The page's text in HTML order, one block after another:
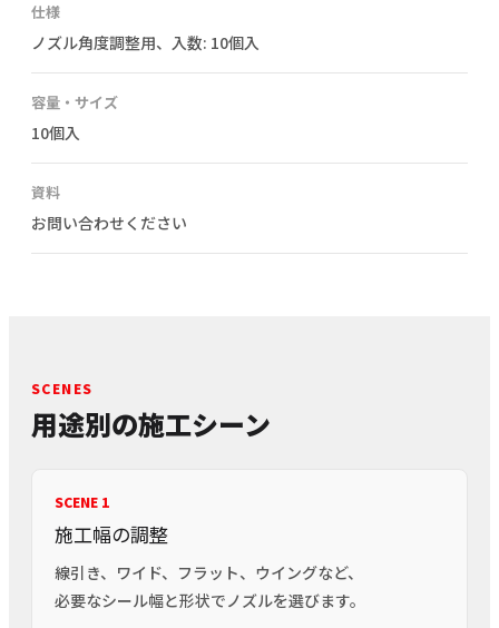
仕様
ノズル角度調整用、入数: 10個入
容量・サイズ
10個入
資料
お問い合わせください
SCENES
用途別の施工シーン
SCENE 1
施工幅の調整
線引き、ワイド、フラット、ウイングなど、
必要なシール幅と形状でノズルを選びます。